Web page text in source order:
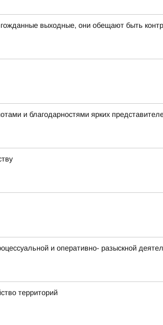
выходные, они обещают быть
и благодарностями ярких
и оперативно- разыскной
территорий